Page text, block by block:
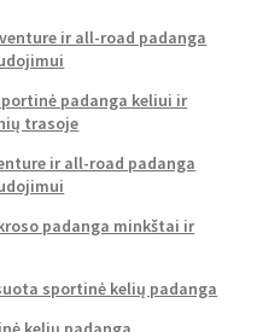
ir all-road padanga
padanga keliui ir
trasoje
ir all-road padanga
padanga minkštai ir
sportinė kelių padanga